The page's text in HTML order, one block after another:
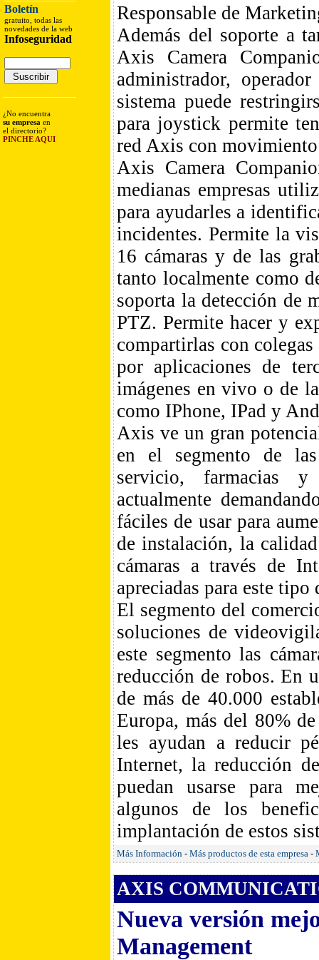
Boletín
gratuito, todas las
novedades de la web
Infoseguridad
¿No encuentra
su empresa en
el directorio?
PINCHE AQUI
Responsable de
Además del soporte a
Axis Camera
administrador,
sistema puede
para joystick permite
red Axis con
Axis Camera
medianas empresas
para ayudarles a
incidentes. Permite la
16 cámaras y de las
tanto localmente como
soporta la detección de
PTZ. Permite hacer y
compartirlas con
por aplicaciones de
imágenes en vivo o de
como IPhone, IPad y
Axis ve un gran
en el segmento de
servicio, farmacias y
actualmente
fáciles de usar para
de instalación, la
cámaras a través de
apreciadas para este tipo
El segmento del
soluciones de
este segmento las
reducción de robos. En
de más de 40.000
Europa, más del 80%
les ayudan a reducir
Internet, la reducción
puedan usarse para
algunos de los
implantación de estos
Más Información - Más productos de esta empresa -
AXIS
Nueva versión
Management